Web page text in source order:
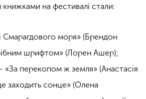
на фестивалі стали:
Смарагдового моря» (Брендон
шрифтом» (Лорен Ашер);
«За перекопом ж земля» (Анастасія
заходить сонце» (Олена